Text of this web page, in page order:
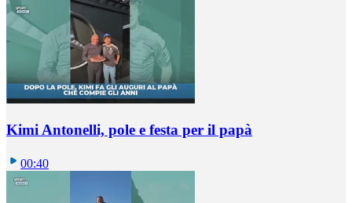
Kimi Antonelli, pole e festa per il papà
00:40